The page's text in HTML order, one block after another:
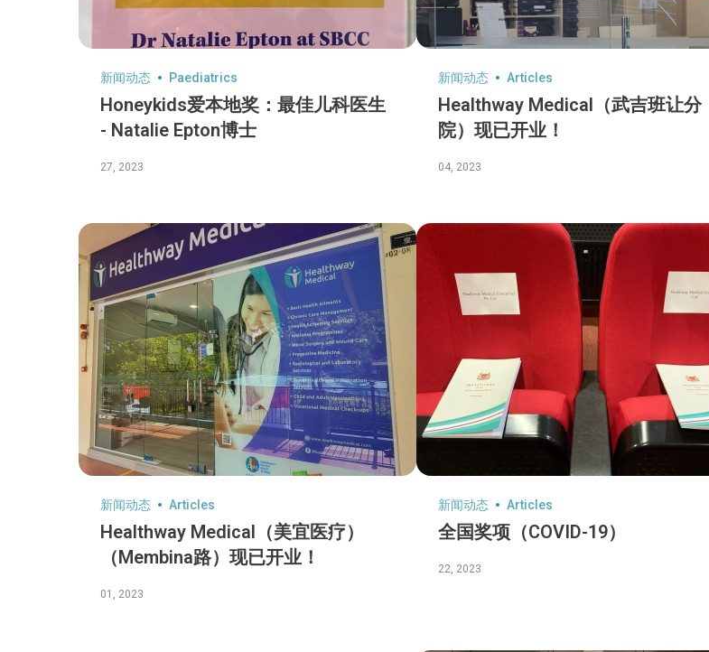
新闻动态 Paediatrics
Honeykids爱本地奖：最佳儿科医生
- Natalie Epton博士
27, 2023
新闻动态 Articles
Healthway Medical（武吉班让分
院）现已开业！
04, 2023
新闻动态 Articles
Healthway Medical（美宜医疗）
（Membina路）现已开业！
01, 2023
新闻动态 Articles
全国奖项（COVID-19）
22, 2023